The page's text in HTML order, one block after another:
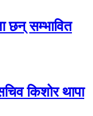
छन् सम्भावित
किशोर थापा